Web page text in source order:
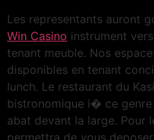
Les representants auront
Win Casino instrument
tenant meuble. Nos
disponibles en tenant
lunch. Le restaurant du
bistronomique i� ce
abat devant la large. Pour
permettra de vous